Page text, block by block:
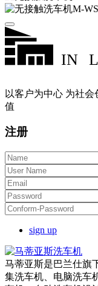
IN L
以客户为中心 为社
值
注册
sign up
马蒂亚斯是巴兰仕旗
集洗车机、电脑洗车